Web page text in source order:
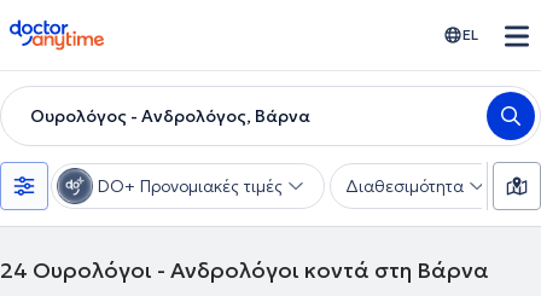
doctoranytime EL
Ουρολόγος - Ανδρολόγος, Βάρνα
DO+ Προνομιακές τιμές Διαθεσιμότητα
24 Ουρολόγοι - Ανδρολόγοι κοντά στη Βάρνα